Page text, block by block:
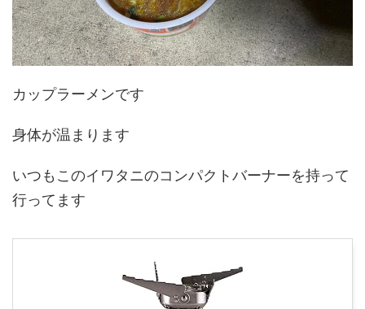
カップラーメンです
身体が温まります
いつもこのイワタニのコンパクトバーナーを持って
行ってます